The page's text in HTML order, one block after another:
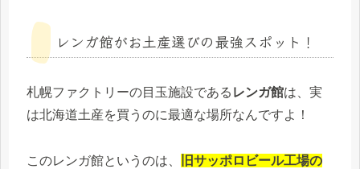
レンガ館がお土産選びの最強スポット！
札幌ファクトリーの目玉施設である レンガ館は、実
は北海道土産を買うのに最適な場所なんですよ！
このレンガ館というのは、
旧サッポロビール工場の